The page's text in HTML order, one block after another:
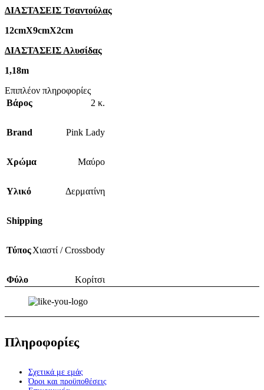
ΔΙΑΣΤΑΣΕΙΣ Τσαντούλας
12cmΧ9cmΧ2cm
ΔΙΑΣΤΑΣΕΙΣ Αλυσίδας
1,18m
Επιπλέον πληροφορίες
Βάρος
2 κ.
Brand Pink Lady
Χρώμα Μαύρο
Υλικό Δερματίνη
Shipping
ΤύποςΧιαστί / Crossbody
Φύλο Κορίτσι
Πληροφορίες
Σχετικά με εμάς
Όροι και προϋποθέσεις